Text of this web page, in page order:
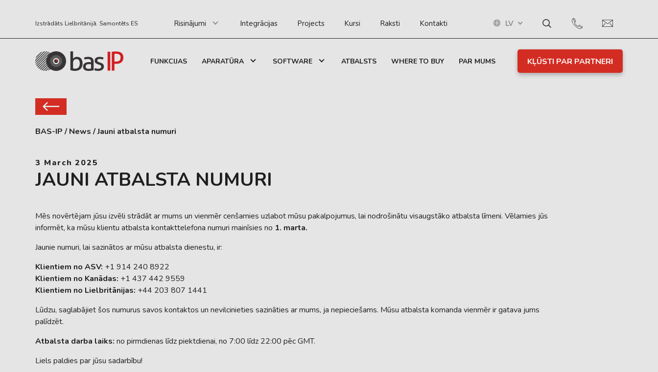
Izstrādāts Lielbritānijā. Samontēts ES Risinājumi Integrācijas Projects Kursi Raksti Kontakti LV
FUNKCIJAS APARATŪRA SOFTWARE ATBALSTS WHERE TO BUY PAR MUMS KĻŪSTI PAR PARTNERI
BAS-IP / News /Jauni atbalsta numuri
3 March 2025
JAUNI ATBALSTA NUMURI
Mēs novērtējam jūsu izvēli strādāt ar mums un vienmēr cenšamies uzlabot mūsu pakalpojumus, lai nodrošinātu visaugstāko atbalsta līmeni. Vēlamies jūs
informēt, ka mūsu klientu atbalsta kontakttelefona numuri mainīsies no 1. marta.
Jaunie numuri, lai sazinātos ar mūsu atbalsta dienestu, ir:
Klientiem no ASV: +1 914 240 8922
Klientiem no Kanādas: +1 437 442 9559
Klientiem no Lielbritānijas: +44 203 807 1441
Lūdzu, saglabājiet šos numurus savos kontaktos un nevilcinieties sazināties ar mums, ja nepieciešams. Mūsu atbalsta komanda vienmēr ir gatava jums
palīdzēt.
Atbalsta darba laiks: no pirmdienas līdz piektdienai, no 7:00 līdz 22:00 pēc GMT.
Liels paldies par jūsu sadarbību!